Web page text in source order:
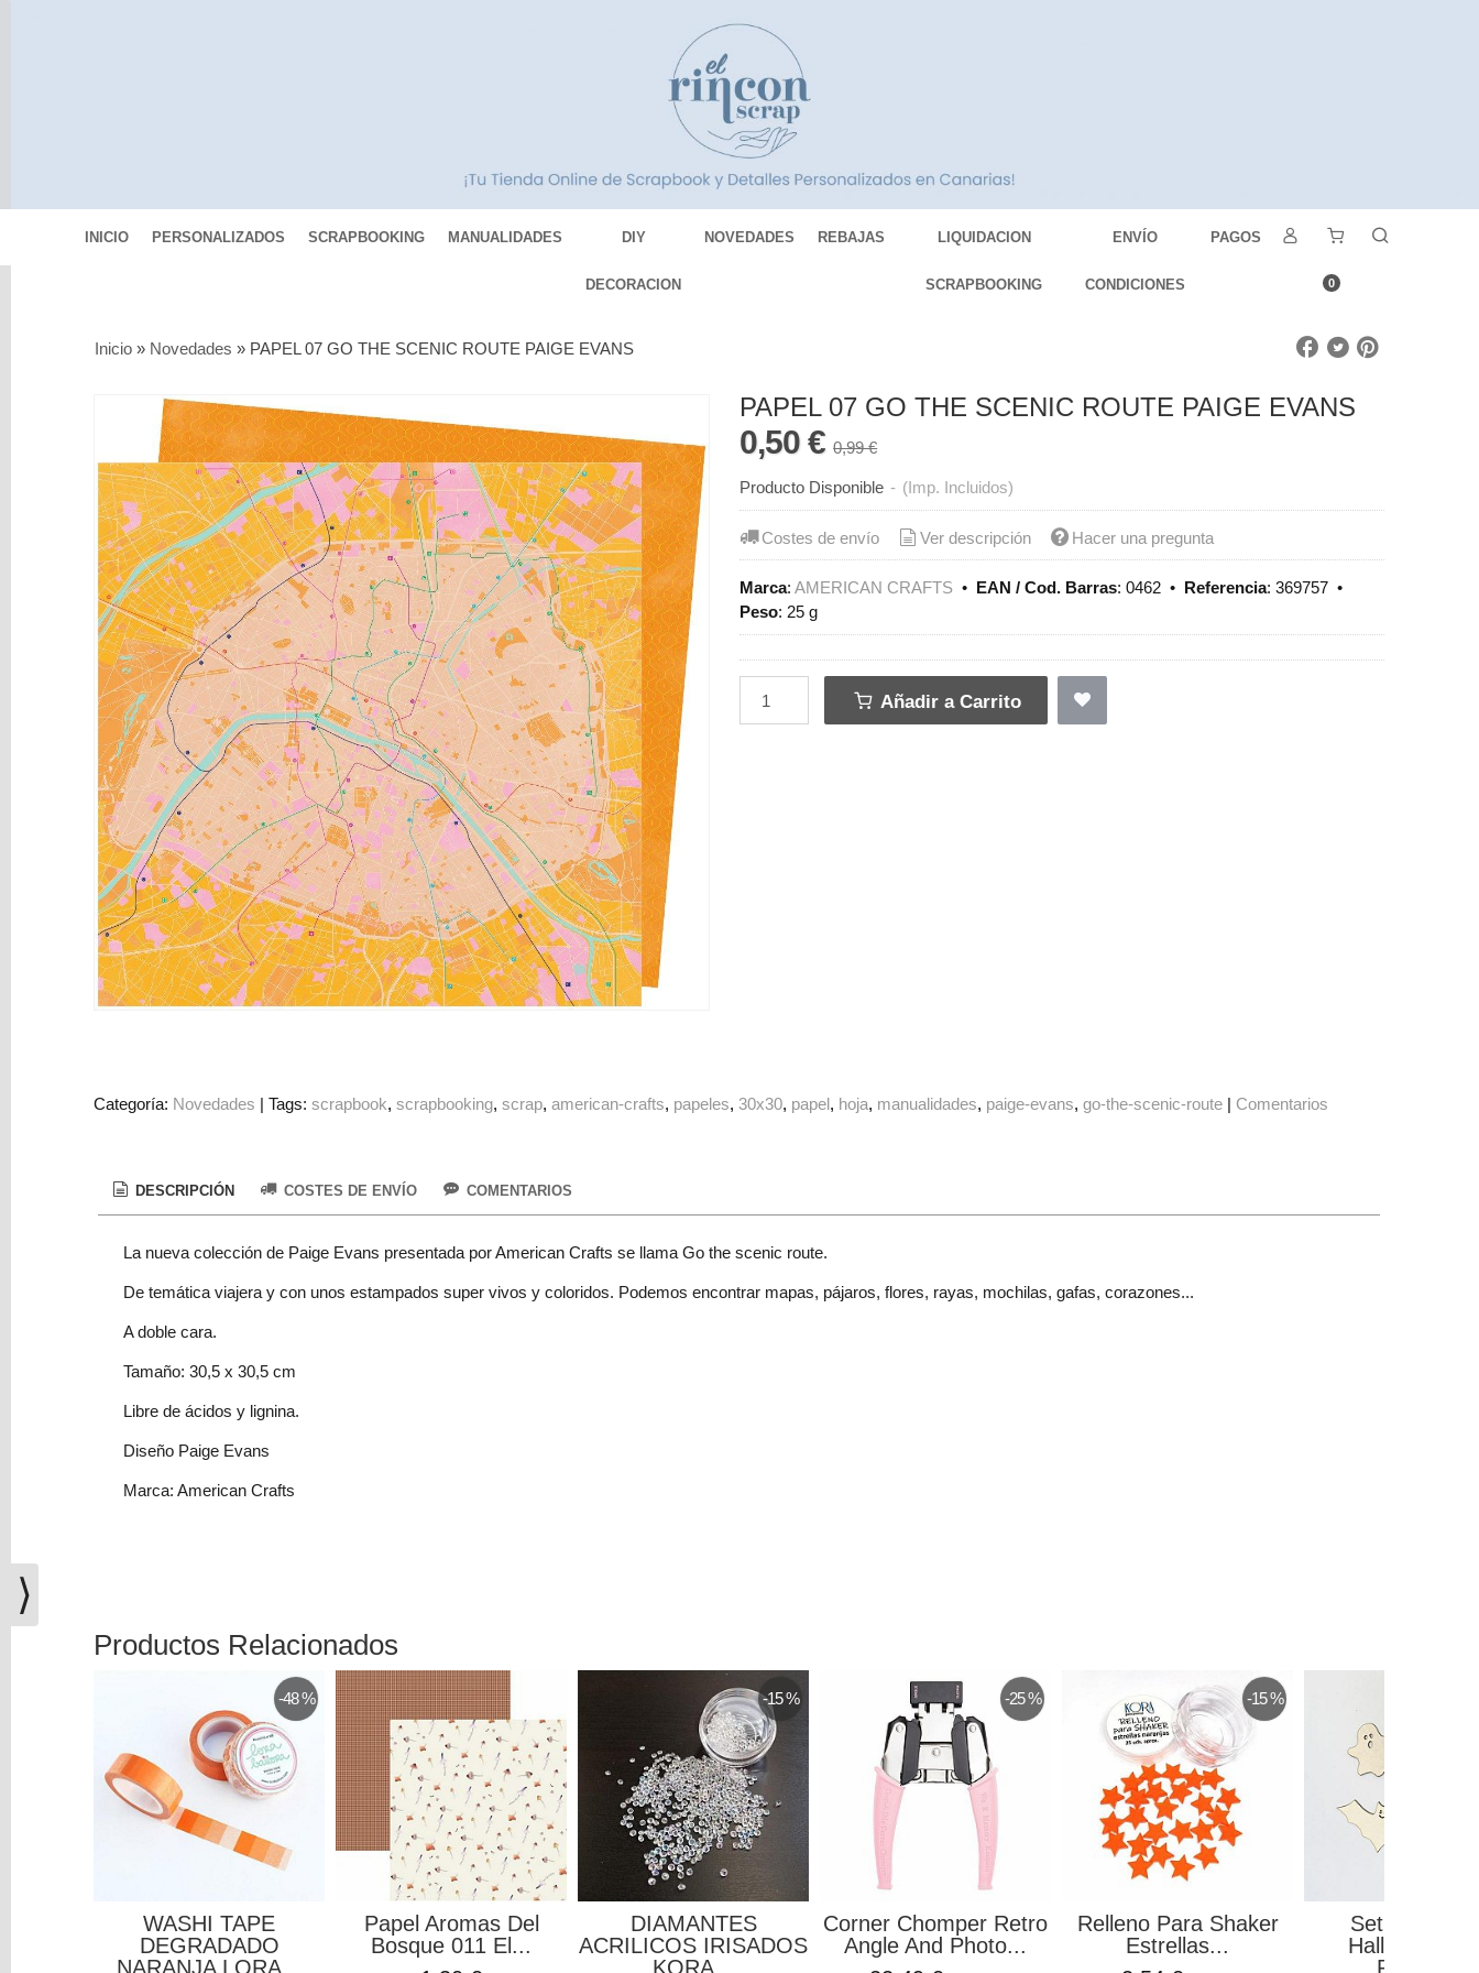
INICIO PERSONALIZADOS SCRAPBOOKING MANUALIDADES DIY
DECORACION
NOVEDADES REBAJAS LIQUIDACION
SCRAPBOOKING
ENVÍO
CONDICIONES
PAGOS
0
Pinturas
Mediums
Máquinas
Vinilos
REBAJAS
Novedades
NAVIDAD
Papelería
Herramientas
Liquidación
Scrapbooking
Resinas
Colorantes
Figuras
Marcas
está
Sociales
Instagram
Youtube
Inicio » Novedades » PAPEL 07 GO THE SCENIC ROUTE PAIGE EVANS
PAPEL 07 GO THE SCENIC ROUTE PAIGE EVANS
0,50 €0,99 €
Producto Disponible - (Imp. Incluidos)
Costes de envío Ver descripción Hacer una pregunta
Marca:AMERICAN CRAFTS • EAN / Cod. Barras:0462 • Referencia:369757 •
Peso: 25 g
Añadir a Carrito
Categoría: Novedades |Tags:scrapbook scrapbooking scrap american-crafts papeles 30x30 papel hoja manualidades paige-evans go-the-scenic-route | Comentarios
DESCRIPCIÓN COSTES DE ENVÍO COMENTARIOS
La nueva colección de Paige Evans presentada por American Crafts se llama Go the scenic route.
De temática viajera y con unos estampados super vivos y coloridos. Podemos encontrar mapas, pájaros, flores, rayas, mochilas, gafas, corazones...
A doble cara.
Tamaño: 30,5 x 30,5 cm
Libre de ácidos y lignina.
Diseño Paige Evans
Marca: American Crafts
Productos Relacionados
-48 %
WASHI TAPE
DEGRADADO
NARANJA LORA...
Papel Aromas Del
Bosque 011 El...
-15 %
DIAMANTES
ACRILICOS IRISADOS
KORA...
-25 %
Corner Chomper Retro
Angle And Photo...
-15 %
Relleno Para Shaker
Estrellas...
Set
Halloween 2
Rincon...
⟩